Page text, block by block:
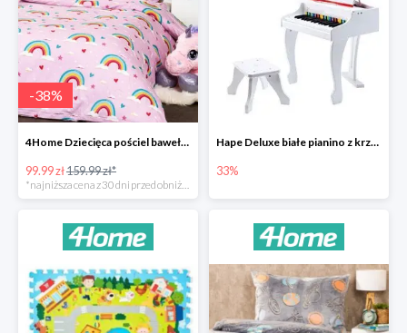
-38%
4Home Dziecięca pościel bawełniana Rainbow
99.99 zł159.99 zł*
*najniższa cena z 30 dni przed obniżką
Hape Deluxe białe pianino z krzesłem -33%
33%